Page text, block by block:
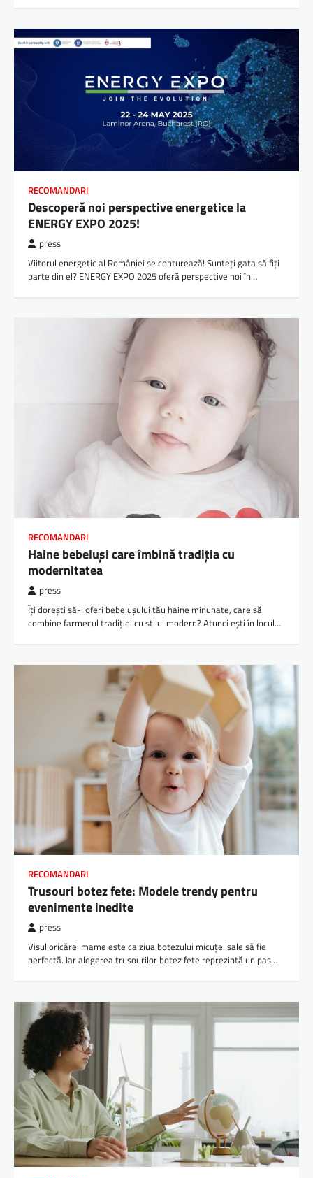
RECOMANDARI
Descoperă noi perspective energetice la
ENERGY EXPO 2025!
press
Viitorul energetic al României se conturează! Sunteți gata să fiți
parte din el? ENERGY EXPO 2025 oferă perspective noi în…
RECOMANDARI
Haine bebeluși care îmbină tradiția cu
modernitatea
press
Îți dorești să-i oferi bebelușului tău haine minunate, care să
combine farmecul tradiției cu stilul modern? Atunci ești în locul…
RECOMANDARI
Trusouri botez fete: Modele trendy pentru
evenimente inedite
press
Visul oricărei mame este ca ziua botezului micuței sale să fie
perfectă. Iar alegerea trusourilor botez fete reprezintă un pas…